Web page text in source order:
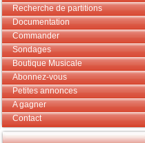
Recherche de partitions
Documentation
Commander
Sondages
Boutique Musicale
Abonnez-vous
Petites annonces
A gagner
Contact